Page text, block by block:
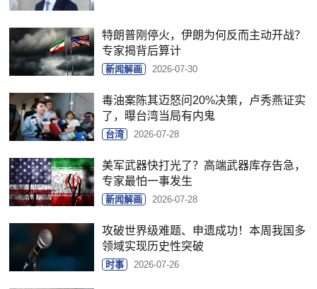
特朗普刚停火，伊朗为何反而主动开战？
专家揭背后算计
新闻解画 2026-07-30
毒油案陈其迈怒问20%决策，卢秀燕证实
了，曝台湾当局有内鬼
台湾 2026-07-28
美军武器快打光了？高端武器库存告急，
专家最怕一事发生
新闻解画 2026-07-28
攻破世界级难题、申遗成功！本周我国多
领域实现历史性突破
时事 2026-07-26